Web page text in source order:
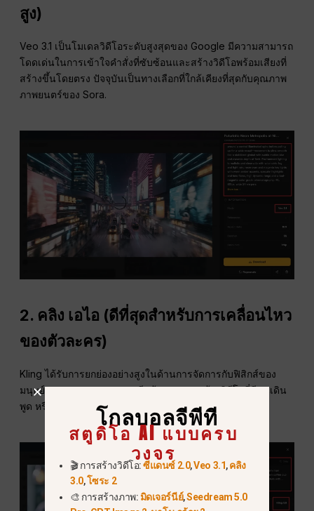
สูง)
Veo 3.1 เป็นโมเดลวิดีโอระดับสูงสุดของ Google มีความสามารถ
โดดเด่นในการเข้าใจคำสั่งที่ซับซ้อนและสร้างวิดีโอพร้อมเสียงที่
สร้างขึ้นโดยตรง ปัจจุบันเป็นทางเลือกที่ใกล้เคียงที่สุดกับคุณภาพ
ภาพยนตร์ของ Sora.
2. คลิง เอไอ (ดีที่สุดสำหรับการเคลื่อนไหว
ของตัวละคร)
Kling ได้รับการยกย่องอย่างสูงในด้านการจัดการกับฟิสิกส์ของ
มนุษย์และการแสดงออกทางสีหน้า หากคุณสร้างวิดีโอที่มีคนเดิน
พูด หรือแสดงอารมณ์ Kling คือตัวเลือกที่ดีที่สุดของคุณ.
โกลบอลจีพีที
สตูดิโอ AI แบบครบ
วงจร
🎬 การสร้างวิดีโอ:ซีแดนซ์ 2.0,Veo 3.1,คลิง
3.0,โซระ 2
🎨 การสร้างภาพ: มิดเจอร์นีย์,Seedream 5.0